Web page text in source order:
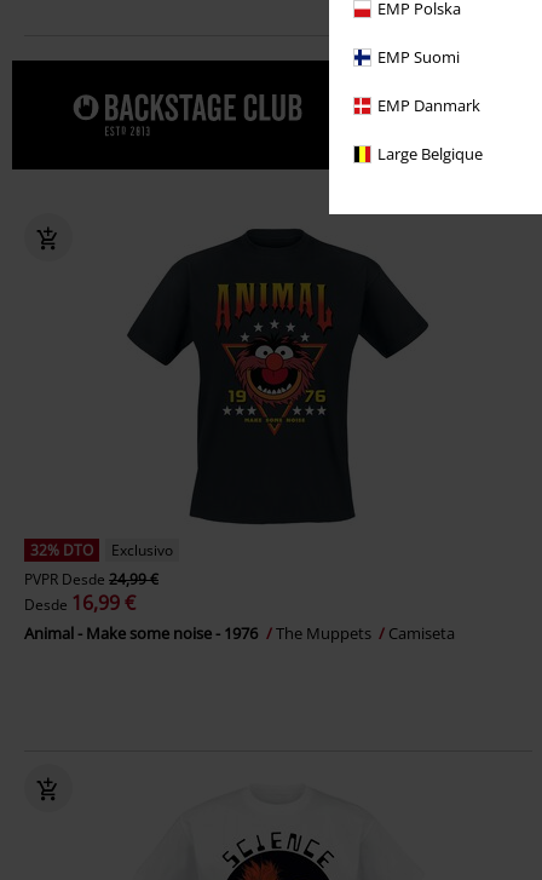
EMP Polska
EMP Suomi
EMP Danmark
Large Belgique
Date un
32% DTO
Exclusivo
PVPR Desde 24,99 €
Desde 16,99 €
Animal - Make some noise - 1976 The Muppets Camiseta